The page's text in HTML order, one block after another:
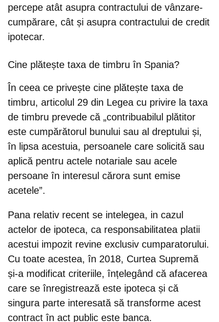
percepe atât asupra contractului de vânzare-
cumpărare, cât și asupra contractului de credit
ipotecar.
Cine plătește taxa de timbru în Spania?
În ceea ce privește cine plătește taxa de
timbru, articolul 29 din Legea cu privire la taxa
de timbru prevede că „contribuabilul plătitor
este cumpărătorul bunului sau al dreptului și,
în lipsa acestuia, persoanele care solicită sau
aplică pentru actele notariale sau acele
persoane în interesul cărora sunt emise
acetele”.
Pana relativ recent se intelegea, in cazul
actelor de ipoteca, ca responsabilitatea platii
acestui impozit revine exclusiv cumparatorului.
Cu toate acestea,în 2018, Curtea Supremă
și-a modificat criteriile, înțelegând că afacerea
care se înregistrează este ipoteca și că
singura parte interesată să transforme acest
contract în act public este banca.